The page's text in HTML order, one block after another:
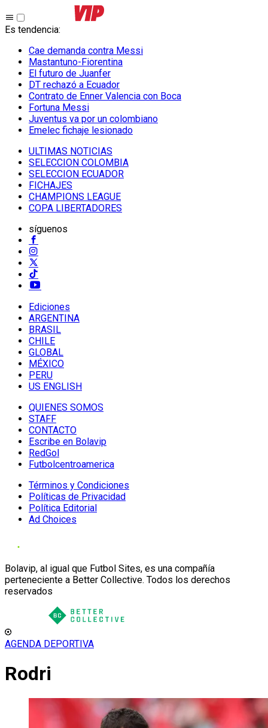
Es tendencia:
Cae demanda contra Messi
Mastantuno-Fiorentina
El futuro de Juanfer
DT rechazó a Ecuador
Contrato de Enner Valencia con Boca
Fortuna Messi
Juventus va por un colombiano
Emelec fichaje lesionado
ULTIMAS NOTICIAS
SELECCION COLOMBIA
SELECCION ECUADOR
FICHAJES
CHAMPIONS LEAGUE
COPA LIBERTADORES
síguenos
Ediciones
ARGENTINA
BRASIL
CHILE
GLOBAL
MÉXICO
PERU
US ENGLISH
QUIENES SOMOS
STAFF
CONTACTO
Escribe en Bolavip
RedGol
Futbolcentroamerica
Términos y Condiciones
Políticas de Privacidad
Política Editorial
Ad Choices
Bolavip, al igual que Futbol Sites, es una compañía
perteneciente a Better Collective. Todos los derechos
reservados
AGENDA DEPORTIVA
Rodri